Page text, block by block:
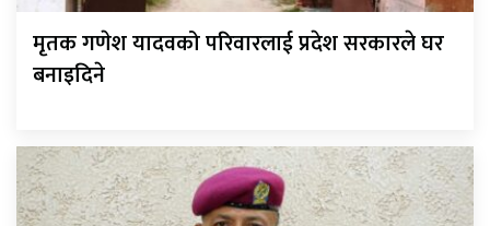
मृतक गणेश यादवको परिवारलाई प्रदेश सरकारले घर
बनाइदिने